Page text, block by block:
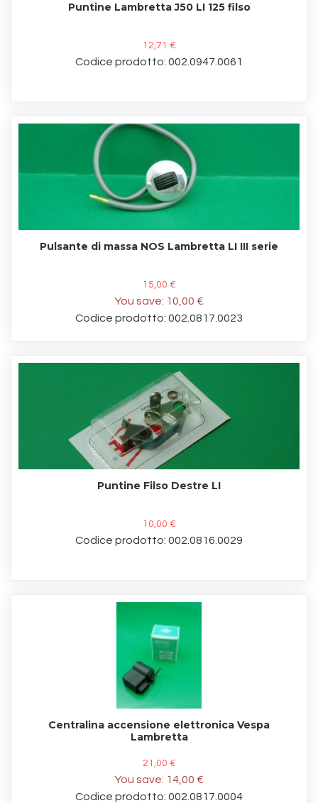
Puntine Lambretta J50 LI 125 filso
12,71 €
Codice prodotto: 002.0947.0061
Pulsante di massa NOS Lambretta LI III serie
15,00 €
You save: 10,00 €
Codice prodotto: 002.0817.0023
Puntine Filso Destre LI
10,00 €
Codice prodotto: 002.0816.0029
Centralina accensione elettronica Vespa
Lambretta
21,00 €
You save: 14,00 €
Codice prodotto: 002.0817.0004